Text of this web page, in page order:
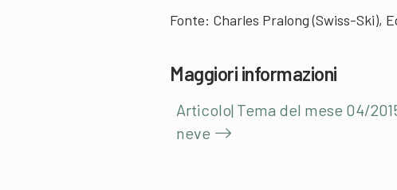
Fonte: Charles Pralong (Swiss-Ski),
Maggiori informazioni
Articolo| Tema del mese 04/
neve